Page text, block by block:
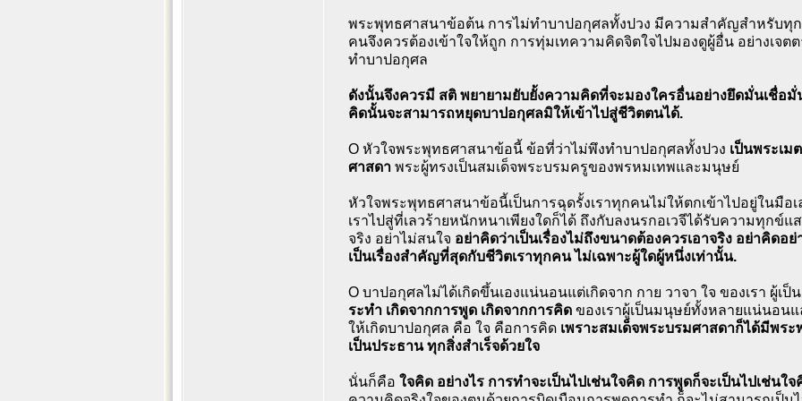
พระพุทธศาสนาข้อต้น การไม่ทำบาปอกุศลทั้งปวง มีความสำคัญสำหรับทุ
คนจึงควรต้องเข้าใจให้ถูก การทุ่มเทความคิดจิตใจไปมองดูผู้อื่น อย่างเจต
ทำบาปอกุศล
ดังนั้นจึงควรมี สติ พยายามยับยั้งความคิดที่จะมองใครอื่นอย่างยึดมั่นเชื่อมั่
คิดนั้นจะสามารถหยุดบาปอกุศลมิให้เข้าไปสู่ชีวิตตนได้.
O หัวใจพระพุทธศาสนาข้อนี้ ข้อที่ว่าไม่พึงทำบาปอกุศลทั้งปวง เป็นพระเม
ศาสดาพระผู้ทรงเป็นสมเด็จพระบรมครูของพรหมเทพและมนุษย์
หัวใจพระพุทธศาสนาข้อนี้เป็นการฉุดรั้งเราทุกคนไม่ให้ตกเข้าไปอยู่ในมือ
เราไปสู่ที่เลวร้ายหนักหนาเพียงใดก็ได้ ถึงกับลงนรกอเวจีได้รับความทุกข์แ
จริง อย่าไม่สนใจ อย่าคิดว่าเป็นเรื่องไม่ถึงขนาดต้องควรเอาจริง อย่าคิดอ
เป็นเรื่องสำคัญที่สุดกับชีวิตเราทุกคน ไม่เฉพาะผู้ใดผู้หนึ่งเท่านั้น.
O บาปอกุศลไม่ได้เกิดขึ้นเองแน่นอนแต่เกิดจาก กาย วาจา ใจ ของเรา ผู้เ
ระทำ เกิดจากการพูด เกิดจากการคิดของเราผู้เป็นมนุษย์ทั้งหลายแน่นอน
ให้เกิดบาปอกุศล คือ ใจ คือการคิด เพราะสมเด็จพระบรมศาสดาก็ได้มีพร
เป็นประธาน ทุกสิ่งสำเร็จด้วยใจ
นั่นก็คือ ใจคิด อย่างไร การทำจะเป็นไปเช่นใจคิด การพูดก็จะเป็นไปเช่นใ